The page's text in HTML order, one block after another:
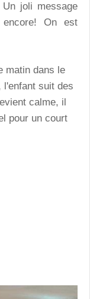
joli message
On est
matin dans le
l'enfant suit des
calme, il
pour un court